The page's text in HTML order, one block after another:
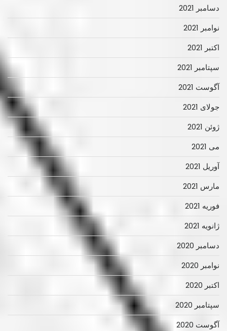
دسامبر 2021
نوامبر 2021
اکتبر 2021
سپتامبر 2021
آگوست 2021
جولای 2021
ژوئن 2021
می 2021
آوریل 2021
مارس 2021
فوریه 2021
ژانویه 2021
دسامبر 2020
نوامبر 2020
اکتبر 2020
سپتامبر 2020
آگوست 2020